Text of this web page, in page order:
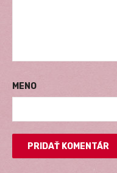
MENO